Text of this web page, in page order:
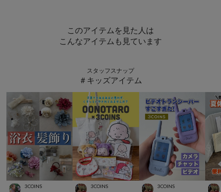
このアイテムを見た人は
こんなアイテムも見ています
スタッフスナップ
＃キッズアイテム
3COINS 3COINS 3COINS